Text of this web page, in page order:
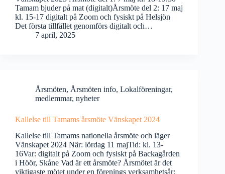
Tamam bjuder på mat (digitalt)Årsmöte del 2: 17 maj
kl. 15-17 digitalt på Zoom och fysiskt på Helsjön
Det första tillfället genomförs digitalt och…
7 april, 2025
Årsmöten, Årsmöten info, Lokalföreningar,
medlemmar, nyheter
Kallelse till Tamams årsmöte Vänskapet 2024
Kallelse till Tamams nationella årsmöte och läger
Vänskapet 2024 När: lördag 11 majTid: kl. 13-
16Var: digitalt på Zoom och fysiskt på Backagården
i Höör, Skåne Vad är ett årsmöte? Årsmötet är det
viktigaste mötet under en förenings verksamhetsår: